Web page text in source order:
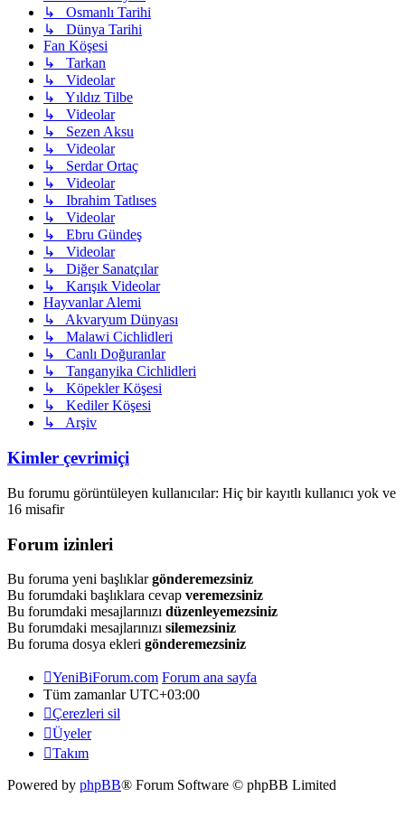
↳ Osmanlı Tarihi
↳ Dünya Tarihi
Fan Köşesi
↳ Tarkan
↳ Videolar
↳ Yıldız Tilbe
↳ Videolar
↳ Sezen Aksu
↳ Videolar
↳ Serdar Ortaç
↳ Videolar
↳ Ibrahim Tatlıses
↳ Videolar
↳ Ebru Gündeş
↳ Videolar
↳ Diğer Sanatçılar
↳ Karışık Videolar
Hayvanlar Alemi
↳ Akvaryum Dünyası
↳ Malawi Cichlidleri
↳ Canlı Doğuranlar
↳ Tanganyika Cichlidleri
↳ Köpekler Köşesi
↳ Kediler Köşesi
↳ Arşiv
Kimler çevrimiçi
Bu forumu görüntüleyen kullanıcılar: Hiç bir kayıtlı kullanıcı yok ve
16 misafir
Forum izinleri
Bu foruma yeni başlıklargönderemezsiniz
Bu forumdaki başlıklara cevap veremezsiniz
Bu forumdaki mesajlarınızı düzenleyemezsiniz
Bu forumdaki mesajlarınızı silemezsiniz
Bu foruma dosya ekleri gönderemezsiniz
YeniBiForum.com Forum ana sayfa
Tüm zamanlarUTC+03:00
Çerezleri sil
Üyeler
Takım
Powered by phpBB® Forum Software © phpBB Limited